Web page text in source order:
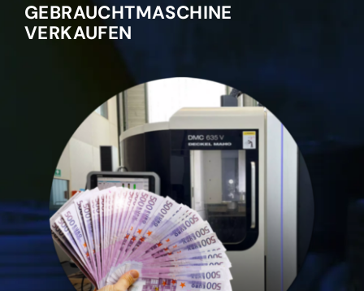
GEBRAUCHTMASCHINE
VERKAUFEN